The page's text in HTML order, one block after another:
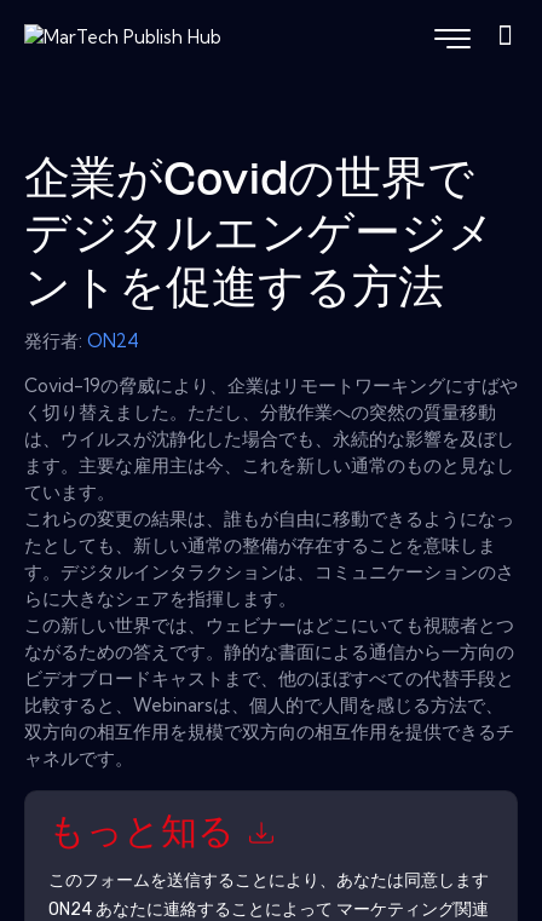
企業がCovidの世界で
デジタルエンゲージメ
ントを促進する方法
発行者: ON24
Covid-19の脅威により、企業はリモートワーキングにすばや
く切り替えました。ただし、分散作業への突然の質量移動
は、ウイルスが沈静化した場合でも、永続的な影響を及ぼし
ます。主要な雇用主は今、これを新しい通常のものと見なし
ています。
これらの変更の結果は、誰もが自由に移動できるようになっ
たとしても、新しい通常の整備が存在することを意味しま
す。デジタルインタラクションは、コミュニケーションのさ
らに大きなシェアを指揮します。
この新しい世界では、ウェビナーはどこにいても視聴者とつ
ながるための答えです。静的な書面による通信から一方向の
ビデオブロードキャストまで、他のほぼすべての代替手段と
比較すると、Webinarsは、個人的で人間を感じる方法で、
双方向の相互作用を規模で双方向の相互作用を提供できるチ
ャネルです。
もっと知る
このフォームを送信することにより、あなたは同意します
ON24あなたに連絡することによって マーケティング関連